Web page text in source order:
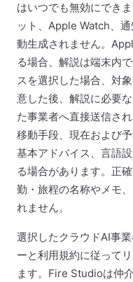
はいつでも無効にでき
ット、Apple Watch、
動生成されません。
る場合、解説は端末内
スを選択した場合、対
意した後、解説に必要
た事業者へ直接送信さ
移動手段、現在および
基本アドバイス、言語
る場合があります。正
勤・旅程の名称やメモ
れません。
選択したクラウドAI事
ーと利用規約に従って
ます。Fire Studioは仲